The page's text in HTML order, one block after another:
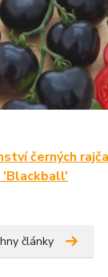
černých
'Blackball'
články